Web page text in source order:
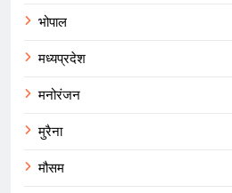
भोपाल
मध्यप्रदेश
मनोरंजन
मुरैना
मौसम